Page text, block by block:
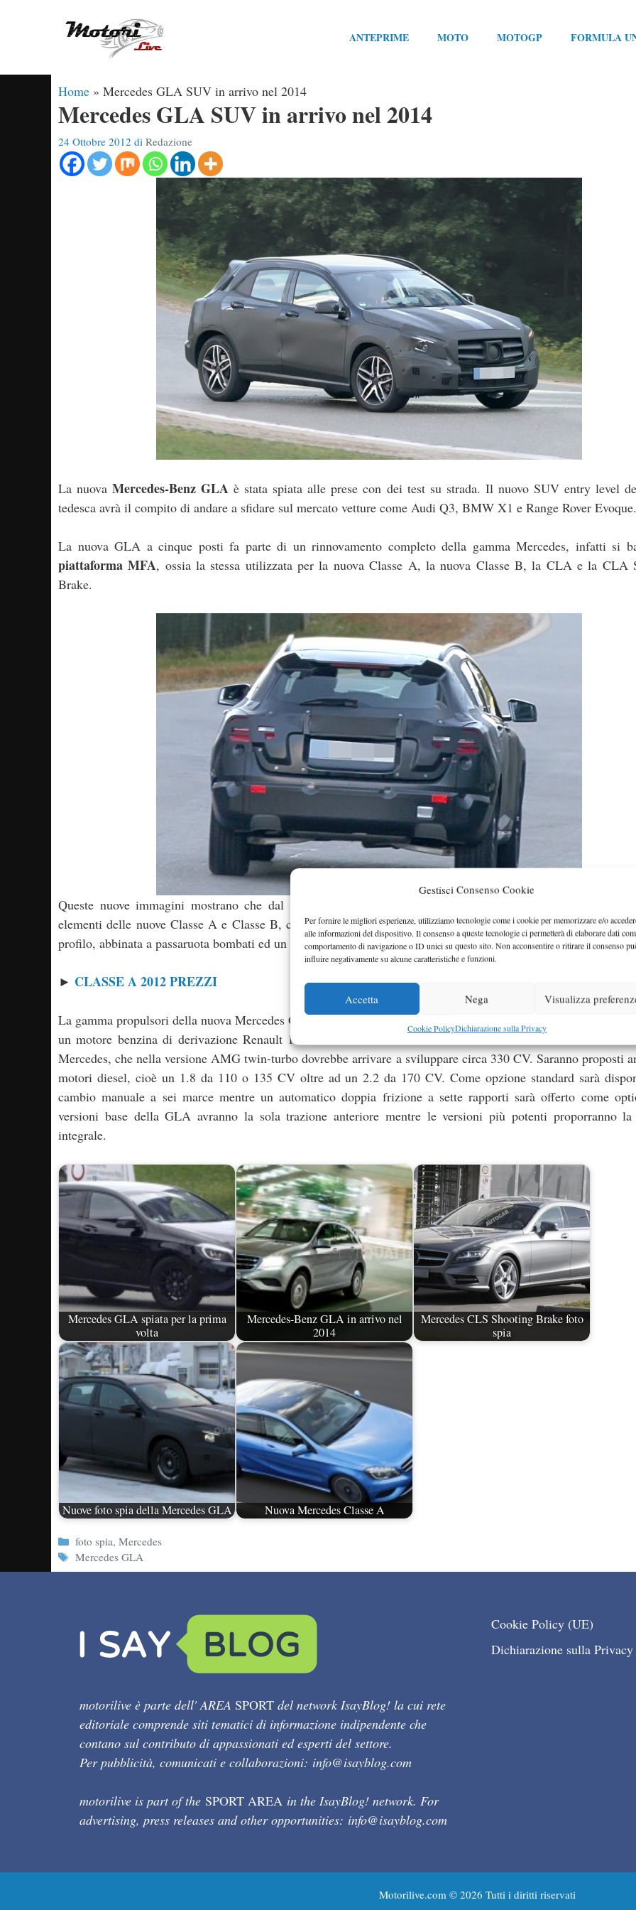
Gestisci Consenso Cookie
Per fornire le migliori esperienze, utilizziamo tecnologie come i cookie per memorizzare e/o
alle informazioni del dispositivo. Il consenso a queste tecnologie ci permetterà di elaborare dati
comportamento di navigazione o ID unici su questo sito. Non acconsentire o ritirare il consenso
influire negativamente su alcune caratteristiche e funzioni.
Accetta Nega Visualizza
Cookie PolicyDichiarazione sulla Privacy
ANTEPRIME MOTO MOTOGP FORMULA
Home » Mercedes GLA SUV in arrivo nel 2014
Mercedes GLA SUV in arrivo nel 2014
24 Ottobre 2012 di Redazione
La nuovaMercedes-Benz GLA è stata spiata alle prese con dei test su strada. Il nuovo SUV entry level
tedesca avrà il compito di andare a sfidare sul mercato vetture come Audi Q3, BMW X1 e Range Rover Evoque.
La nuova GLA a cinque posti fa parte di un rinnovamento completo della gamma Mercedes, infatti si
piattaforma MFA, ossia la stessa utilizzata per la nuova Classe A, la nuova Classe B, la CLA e la CLA
Brake.
Queste nuove immagini mostrano che dal punto di vista estetico anche sulla nuova GLA sono stati
elementi delle nuove Classe A e Classe B, con un frontale molto aggressivo ed una linea fluida per quanto
profilo, abbinata a passaruota bombati ed un posteriore con linee più dure.
► CLASSE A 2012 PREZZI
La gamma propulsori della nuova Mercedes GLA dovrebbe essere molto simile a quella della Classe B. Sarà
un motore benzina di derivazione Renault 1.6 da 120 CV o 155 CV ed un 2.0 litri turbo da 210 CV
Mercedes, che nella versione AMG twin-turbo dovrebbe arrivare a sviluppare circa 330 CV. Saranno proposti
motori diesel, cioè un 1.8 da 110 o 135 CV oltre ad un 2.2 da 170 CV. Come opzione standard sarà
cambio manuale a sei marce mentre un automatico doppia frizione a sette rapporti sarà offerto come
versioni base della GLA avranno la sola trazione anteriore mentre le versioni più potenti proporranno la
integrale.
Mercedes GLA spiata per la prima
volta
Mercedes-Benz GLA in arrivo nel
2014
Mercedes CLS Shooting Brake foto
spia
Nuove foto spia della Mercedes GLA Nuova Mercedes Classe A
Categorie
foto spia,Mercedes
Tag
Mercedes GLA
motorilive è parte dell' AREA SPORT del network IsayBlog! la cui rete
editoriale comprende siti tematici di informazione indipendente che
contano sul contributo di appassionati ed esperti del settore.
Per pubblicità, comunicati e collaborazioni: info@isayblog.com
motorilive is part of the SPORT AREA in the IsayBlog! network. For
advertising, press releases and other opportunities: info@isayblog.com
Cookie Policy (UE)
Dichiarazione sulla
Motorilive.com © 2026 Tutti i diritti riservati